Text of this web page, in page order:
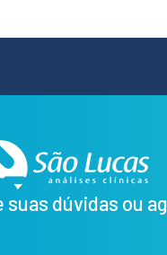
suas dúvidas ou